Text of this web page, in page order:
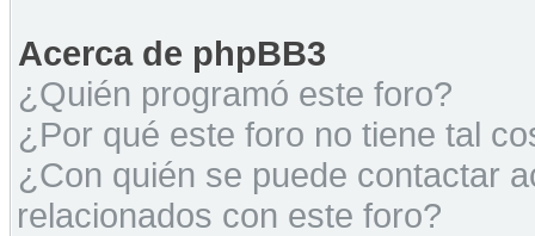
Acerca de phpBB3
¿Quién programó este foro?
¿Por qué este foro no tiene tal
¿Con quién se puede contactar
relacionados con este foro?